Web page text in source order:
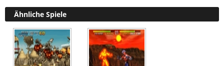
Ähnliche Spiele